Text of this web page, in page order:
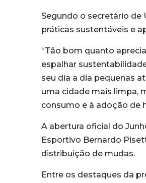
Segundo o secretário de
práticas sustentáveis e
“Tão bom quanto
espalhar
seu dia a dia pequenas
uma cidade mais limpa,
consumo e à adoção de
A abertura oficial do
Esportivo Bernardo
distribuição de mudas.
Entre os destaques da